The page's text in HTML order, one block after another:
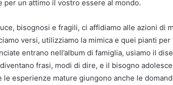
per un attimo il vostro essere al mondo.
bisognosi e fragili, ci affidiamo alle azioni di
versi, utilizziamo la mimica e quei pianti
entrano nell’album di famiglia, usiamo il
frasi, modi di dire, e il bisogno
le esperienze mature giungono anche le